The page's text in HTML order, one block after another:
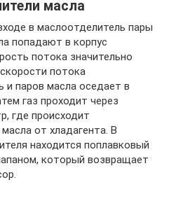
масла
в маслоотделитель пары
попадают в корпус
потока значительно
потока
и паров масла оседает в
газ проходит через
где происходит
от хладагента. В
находится поплавковый
который возвращает